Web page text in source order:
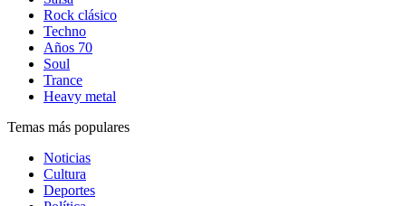
Rock clásico
Techno
Años 70
Soul
Trance
Heavy metal
Temas más populares
Noticias
Cultura
Deportes